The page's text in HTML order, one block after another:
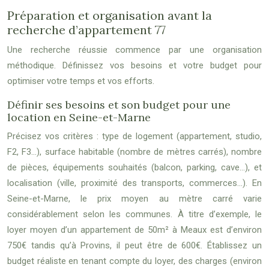
Préparation et organisation avant la
recherche d’appartement 77
Une recherche réussie commence par une organisation
méthodique. Définissez vos besoins et votre budget pour
optimiser votre temps et vos efforts.
Définir ses besoins et son budget pour une
location en Seine-et-Marne
Précisez vos critères : type de logement (appartement, studio,
F2, F3…), surface habitable (nombre de mètres carrés), nombre
de pièces, équipements souhaités (balcon, parking, cave…), et
localisation (ville, proximité des transports, commerces…). En
Seine-et-Marne, le prix moyen au mètre carré varie
considérablement selon les communes. À titre d’exemple, le
loyer moyen d’un appartement de 50m² à Meaux est d’environ
750€ tandis qu’à Provins, il peut être de 600€. Établissez un
budget réaliste en tenant compte du loyer, des charges (environ